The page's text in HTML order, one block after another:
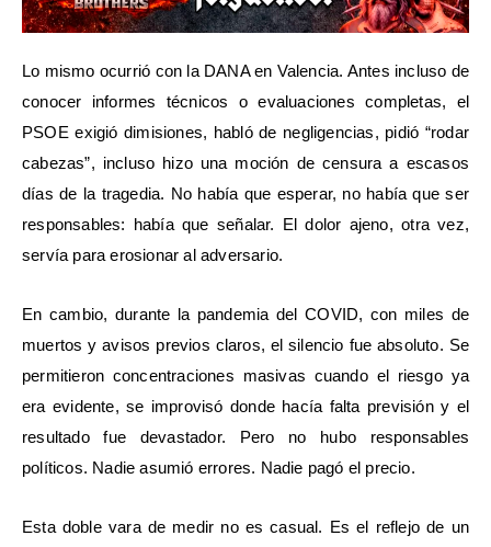
Lo mismo ocurrió con la DANA en Valencia. Antes incluso de
conocer informes técnicos o evaluaciones completas, el
PSOE exigió dimisiones, habló de negligencias, pidió “rodar
cabezas”, incluso hizo una moción de censura a escasos
días de la tragedia. No había que esperar, no había que ser
responsables: había que señalar. El dolor ajeno, otra vez,
servía para erosionar al adversario.
En cambio, durante la pandemia del COVID, con miles de
muertos y avisos previos claros, el silencio fue absoluto. Se
permitieron concentraciones masivas cuando el riesgo ya
era evidente, se improvisó donde hacía falta previsión y el
resultado fue devastador. Pero no hubo responsables
políticos. Nadie asumió errores. Nadie pagó el precio.
Esta doble vara de medir no es casual. Es el reflejo de un